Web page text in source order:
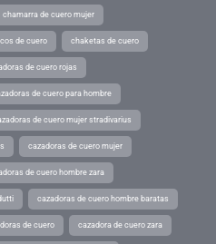
chamarra de cuero mujer
de cuero chaketas de cuero
de cuero rojas
de cuero para hombre
de cuero mujer stradivarius
cazadoras de cuero mujer
de cuero hombre zara
cazadoras de cuero hombre baratas
de cuero cazadora de cuero zara